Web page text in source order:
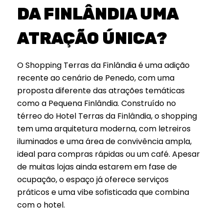
DA FINLÂNDIA UMA
ATRAÇÃO ÚNICA?
O Shopping Terras da Finlândia é uma adição
recente ao cenário de Penedo, com uma
proposta diferente das atrações temáticas
como a Pequena Finlândia. Construído no
térreo do Hotel Terras da Finlândia, o shopping
tem uma arquitetura moderna, com letreiros
iluminados e uma área de convivência ampla,
ideal para compras rápidas ou um café. Apesar
de muitas lojas ainda estarem em fase de
ocupação, o espaço já oferece serviços
práticos e uma vibe sofisticada que combina
com o hotel.